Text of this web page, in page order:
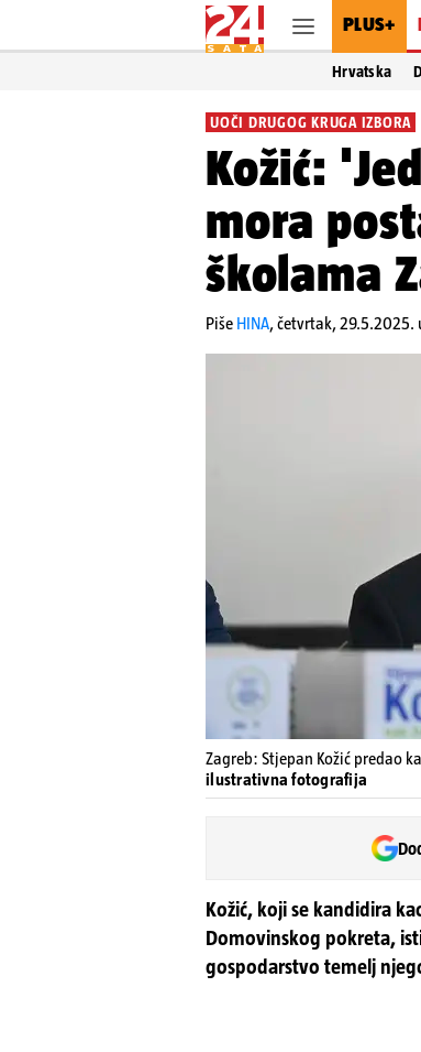
PLUS+
Hrvatska
UOČI DRUGOG KRUGA IZBORA
Kožić:
mora
školama
Piše HINA,četvrtak, 29.5.2025.
Zagreb: Stjepan Kožić predao
ilustrativna fotografija
Kožić, koji se kandidira
Domovinskog pokreta,
gospodarstvo temelj